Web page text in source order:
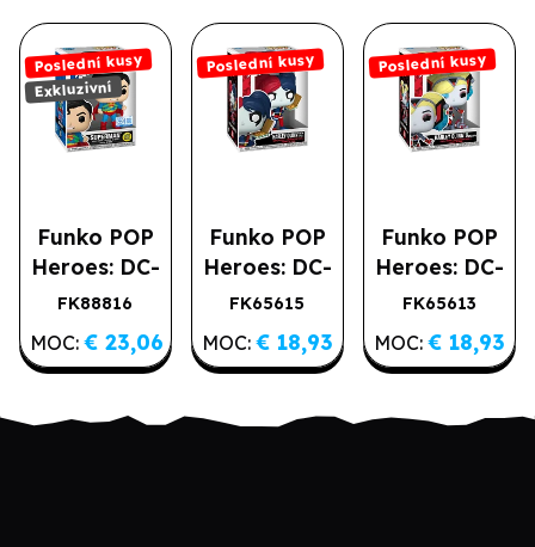
Výrobce
Licence
Typové označení
Funko POP
Heroes: DC-
Superman
Suit
Poslední kusy
Exkluzivní
FK88816
Poslední kusy
Exkluzivní
MOC: € 23,06
Funko POP
Heroes: DC-
Harley w/
Poslední kusy
FK65615
Poslední kusy
MOC: € 18,93
Funko POP
Heroes: DC-
Harley
Poslední kusy
FK65613
Poslední kusy
MOC: € 18,93